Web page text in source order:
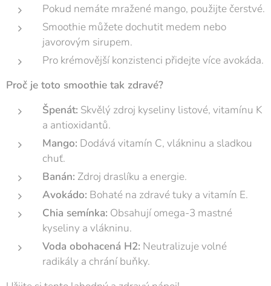
Pokud nemáte mražené mango, použijte čerstvé.
Smoothie můžete dochutit medem nebo
javorovým sirupem.
Pro krémovější konzistenci přidejte více avokáda.
Proč je toto smoothie tak zdravé?
Špenát: Skvělý zdroj kyseliny listové, vitamínu K
a antioxidantů.
Mango: Dodává vitamín C, vlákninu a sladkou
chuť.
Banán: Zdroj draslíku a energie.
Avokádo: Bohaté na zdravé tuky a vitamín E.
Chia semínka: Obsahují omega-3 mastné
kyseliny a vlákninu.
Voda obohacená H2: Neutralizuje volné
radikály a chrání buňky.